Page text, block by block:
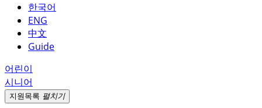
한국어
ENG
中文
Guide
어린이
시니어
지원 목록 펼치기